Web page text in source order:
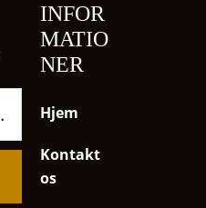
dette
websted
INFOR
MATIO
NER
Hjem
Kontakt
os